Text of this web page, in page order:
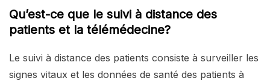
Qu’est-ce que le suivi à distance des
patients et la télémédecine?
Le suivi à distance des patients consiste à surveiller les
signes vitaux et les données de santé des patients à